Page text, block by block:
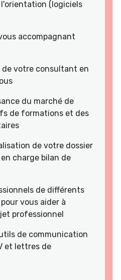
(logiciels
accompagnant
votre consultant en
du marché de
de formations et des
de votre dossier
charge bilan de
de différents
vous aider à
professionnel
de communication
et lettres de